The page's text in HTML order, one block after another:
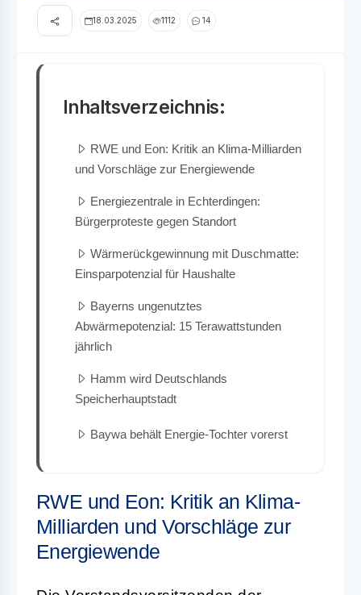
18.03.2025 1112 14
Inhaltsverzeichnis:
RWE und Eon: Kritik an Klima-Milliarden
und Vorschläge zur Energiewende
Energiezentrale in Echterdingen:
Bürgerproteste gegen Standort
Wärmerückgewinnung mit Duschmatte:
Einsparpotenzial für Haushalte
Bayerns ungenutztes
Abwärmepotenzial: 15 Terawattstunden
jährlich
Hamm wird Deutschlands
Speicherhauptstadt
Baywa behält Energie-Tochter vorerst
RWE und Eon: Kritik an Klima-
Milliarden und Vorschläge zur
Energiewende